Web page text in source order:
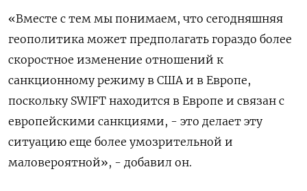
«Вместе с тем мы понимаем, что сегодняшняя
геополитика может предполагать гораздо более
скоростное изменение отношений к
санкционному режиму в США и в Европе,
поскольку SWIFT находится в Европе и связан с
европейскими санкциями, - это делает эту
ситуацию еще более умозрительной и
маловероятной», - добавил он.